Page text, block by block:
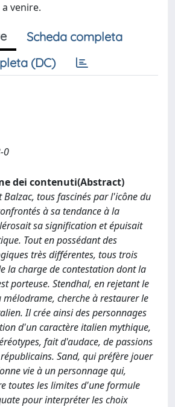
venire.
Scheda completa
(DC)
0
dei contenuti(Abstract)
Balzac, tous fascinés par l'icône du
à sa tendance à la
sa signification et épuisait
Tout en possédant des
très différentes, tous trois
la charge de contestation dont la
porteuse. Stendhal, en rejetant le
cherche à restaurer le
Il crée ainsi des personnages
d'un caractère italien mythique,
fait d'audace, de passions
Sand, qui préfère jouer
vie à un personnage qui,
toutes les limites d'une formule
pour interpréter les choix